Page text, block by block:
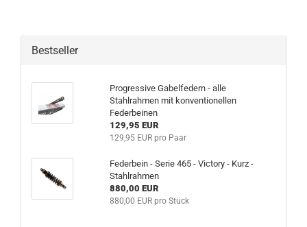
Bestseller
Progressive Gabelfedern - alle
Stahlrahmen mit konventionellen
Federbeinen
129,95 EUR
129,95 EUR pro Paar
Federbein - Serie 465 - Victory - Kurz -
Stahlrahmen
880,00 EUR
880,00 EUR pro Stück